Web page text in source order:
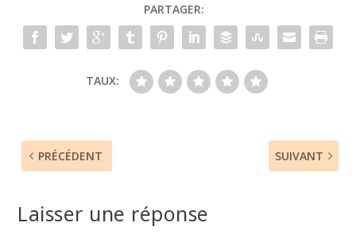
PARTAGER:
TAUX:
PRÉCÉDENT SUIVANT
Laisser une réponse